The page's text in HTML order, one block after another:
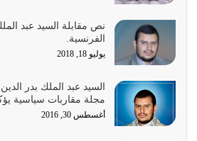
السبب الرئيسي لشقاء الأمة الابتعاد
لحدود الله بالإضافات للدين
أغسطس 1, 2026
أبرز أسباب الشقاء هو الإعراض عن
المتمثل في القرآن الكريم
يوليو 31, 2026
نص مقابلة السيد عبد
الفرنسية.
يوليو 18, 2018
السيد عبد الملك بدر
مجلة مقاربات سياسية
أغسطس 30, 2016